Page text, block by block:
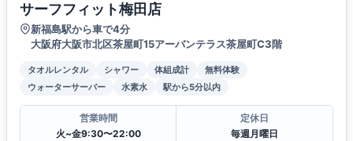
サーフフィット梅田店
新福島駅から車で4分
大阪府大阪市北区茶屋町15アーバンテラス茶屋町C3階
タオルレンタル シャワー 体組成計
無料体験
ウォーターサーバー
水素水 駅から5分以内
営業時間
火~金9:30〜22:00
定休日
毎週月曜日